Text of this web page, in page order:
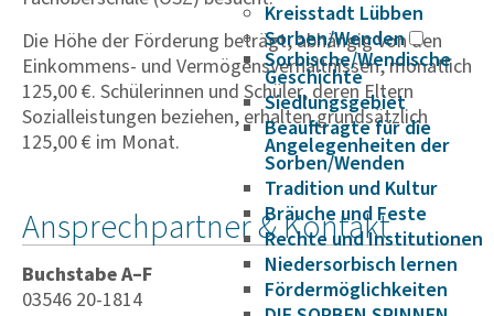
Kreisstadt Lübben
Sorben/Wenden
Sorbische/Wendische
Geschichte
Siedlungsgebiet
Beauftragte für die
Angelegenheiten der
Sorben/Wenden
Tradition und Kultur
Bräuche und Feste
Rechte und Institutionen
Niedersorbisch lernen
Fördermöglichkeiten
Die Höhe der Förderung beträgt, abhängig von den
Einkommens- und Vermögensverhältnissen, monatlich
125,00 €. Schülerinnen und Schüler, deren Eltern
Sozialleistungen beziehen, erhalten grundsätzlich
125,00 € im Monat.
Ansprechpartner & Kontakt
Buchstabe A–F
03546 20-1814